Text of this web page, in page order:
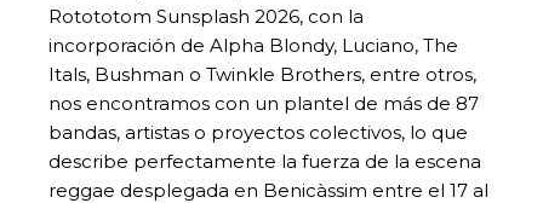
Rotototom Sunsplash 2026, con la
incorporación de Alpha Blondy, Luciano, The
Itals, Bushman o Twinkle Brothers, entre otros,
nos encontramos con un plantel de más de 87
bandas, artistas o proyectos colectivos, lo que
describe perfectamente la fuerza de la escena
reggae desplegada en Benicàssim entre el 17 al